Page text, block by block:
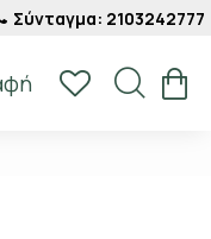
Σύνταγμα: 2103242777